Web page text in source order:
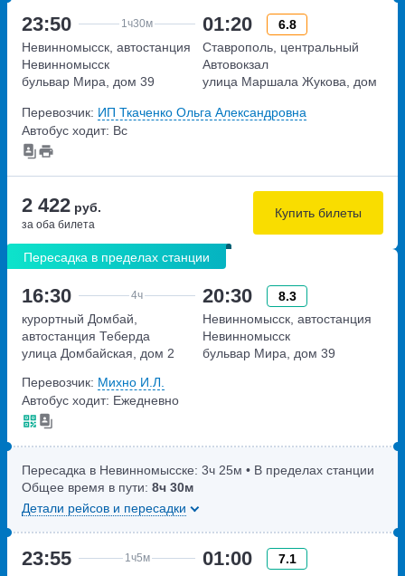
23:50 1ч30м
Невинномысск, автостанция
Невинномысск
бульвар Мира, дом 39
01:20
6.8
Ставрополь, центральный
Автовокзал
улица Маршала Жукова, дом
Перевозчик: ИП Ткаченко Ольга Александровна
Автобус ходит: Вс
2 422 руб.
за оба билета
Купить билеты
Пересадка в пределах станции
16:30 4ч
курортный Домбай,
автостанция Теберда
улица Домбайская, дом 2
20:30
8.3
Невинномысск, автостанция
Невинномысск
бульвар Мира, дом 39
Перевозчик: Михно И.Л.
Автобус ходит: Ежедневно
23:55 1ч5м 01:00
7.1
Пересадка в Невинномысске: 3ч 25м • В пределах станции
Общее время в пути: 8ч 30м
Детали рейсов и пересадки